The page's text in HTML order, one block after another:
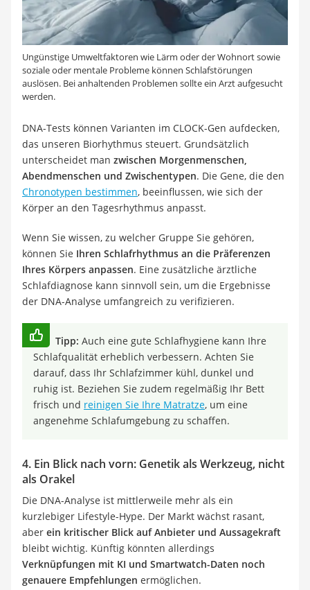
Ungünstige Umweltfaktoren wie Lärm oder der Wohnort sowie
soziale oder mentale Probleme können Schlafstörungen
auslösen. Bei anhaltenden Problemen sollte ein Arzt aufgesucht
werden.
DNA-Tests können Varianten im CLOCK-Gen aufdecken,
das unseren Biorhythmus steuert. Grundsätzlich
unterscheidet man zwischen Morgenmenschen,
Abendmenschen und Zwischentypen. Die Gene, die den
Chronotypen bestimmen, beeinflussen, wie sich der
Körper an den Tagesrhythmus anpasst.
Wenn Sie wissen, zu welcher Gruppe Sie gehören,
können Sie Ihren Schlafrhythmus an die Präferenzen
Ihres Körpers anpassen. Eine zusätzliche ärztliche
Schlafdiagnose kann sinnvoll sein, um die Ergebnisse
der DNA-Analyse umfangreich zu verifizieren.
Tipp: Auch eine gute Schlafhygiene kann Ihre
Schlafqualität erheblich verbessern. Achten Sie
darauf, dass Ihr Schlafzimmer kühl, dunkel und
ruhig ist. Beziehen Sie zudem regelmäßig Ihr Bett
frisch und reinigen Sie Ihre Matratze, um eine
angenehme Schlafumgebung zu schaffen.
4. Ein Blick nach vorn: Genetik als Werkzeug, nicht
als Orakel
Die DNA-Analyse ist mittlerweile mehr als ein
kurzlebiger Lifestyle-Hype. Der Markt wächst rasant,
aber ein kritischer Blick auf Anbieter und Aussagekraft
bleibt wichtig. Künftig könnten allerdings
Verknüpfungen mit KI und Smartwatch-Daten noch
genauere Empfehlungen ermöglichen.